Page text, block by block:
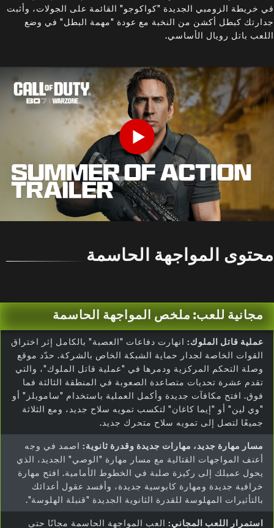
في خريطة الزومبي الجديدة "كواكوجو" القائمة على الجولات، وأثبت
جدارتك كبطل أكشن من النخبة مع عودة "مهمة البطل" في وضع
اللعب باتل رويال الأساسي.
Play
محتوى المواجهة الحاسمة
مجانية للعب: ملخص المواجهة الحاسمة
عملية قاتل الملوك: انهارت دفاعات "العصبة" بالكامل إثر اختراق
القوات الخاصة لجدار حماية الشبكة الخاص بالشركة. حدّد موقع
وصلة التحكم المركزية ودمرها في "عملية قاتل الملوك"، والتي
تقدم عشرة تحديات متصاعدة الصعوبة في المنطقة الثالثة فما
فوق. افتح مكافآت جديدة وأكمل العملية باستخدام "سامويلز" أو
"وي لين" أو "إيما كاغان" لتكسب تمويه سلاح جديد، ومع الثلاثة
جميعًا لتصل إلى تمويه سلاح متحرك جديد.
مسار مهارة جديد، مهارات جديدة وقدرة ثانوية: اصمد في وجه
أعنف المواجهات القتالية مع مسار مهارة "الوصي" الجديد، الذي
يحول عميلك إلى ركيزة صلبة في الخطوط الأمامية. افتح مهارة
خرافية جديدة ومهارة كابوسية جديدة، وأفسد عقول أعدائك
بالتأثيرات المهلوسة للقدرة الثانوية الجديدة "قنبلة الهلوسة".
استمرار اللعب المجاني: العب المواجهة الحاسمة مجانًا حتى